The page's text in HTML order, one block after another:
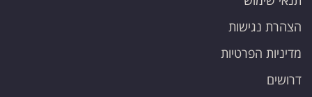
הצהרת נגישות
מדיניות הפרטיות
דרושים